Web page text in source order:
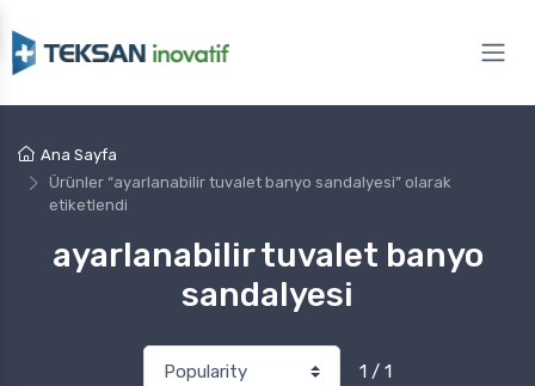
Ana Sayfa
Ürünler “ayarlanabilir tuvalet banyo sandalyesi” olarak
etiketlendi
ayarlanabilir tuvalet banyo
sandalyesi
1 / 1